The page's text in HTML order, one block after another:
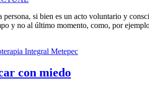
si bien es un acto voluntario y
y no al último momento, como, por
Integral Metepec
con miedo